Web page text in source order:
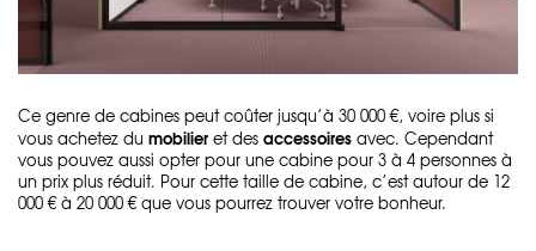
Ce genre de cabines peut coûter jusqu’à 30 000 €, voire plus si
vous achetez du mobilier et des accessoires avec. Cependant
vous pouvez aussi opter pour une cabine pour 3 à 4 personnes à
un prix plus réduit. Pour cette taille de cabine, c’est autour de 12
000 € à 20 000 € que vous pourrez trouver votre bonheur.